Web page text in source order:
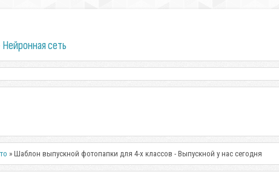
сеть
» Шаблон выпускной фотопапки для 4-х классов - Выпускной у нас сегодня